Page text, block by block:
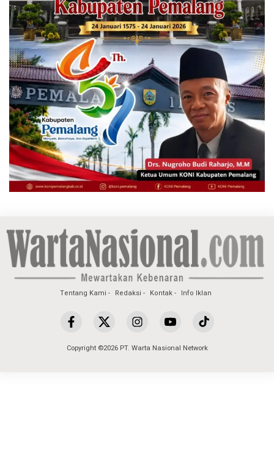
Tentang Kami Redaksi Kontak Info Iklan
Copyright ©2026 PT. Warta Nasional Network